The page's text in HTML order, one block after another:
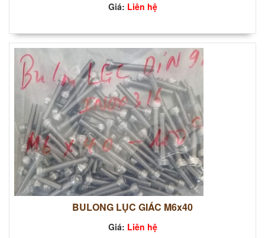
Giá: Liên hệ
BULONG LỤC GIÁC M6x40
Giá: Liên hệ